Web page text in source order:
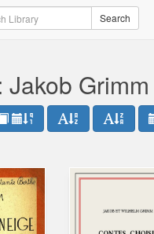
Search
Jakob Grimm